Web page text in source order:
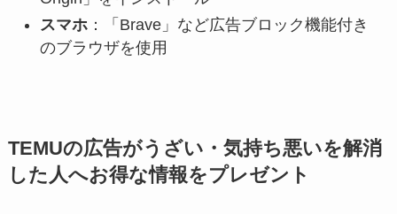
スマホ：「Brave」など広告ブロック機能付き
のブラウザを使用
TEMUの広告がうざい・気持ち悪いを解消
した人へお得な情報をプレゼント